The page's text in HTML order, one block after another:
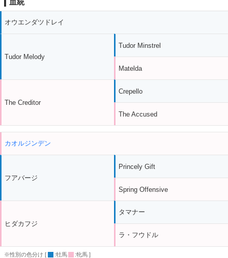
血統
オウエンダツドレイ
Tudor Melody
The Creditor
Tudor Minstrel
Matelda
Crepello
The Accused
カオルジンデン
フアバージ
ヒダカフジ
Princely Gift
Spring Offensive
タマナー
ラ・フウドル
※性別の色分け [ :牡馬 :牝馬 ]